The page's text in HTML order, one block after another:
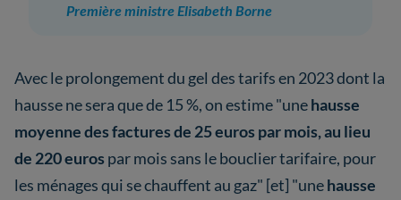
Première ministre Elisabeth Borne
Avec le prolongement du gel des tarifs en 2023 dont la
hausse ne sera que de 15 %, on estime "unehausse
moyenne des factures de 25 euros par mois, au lieu
de 220 euros par mois sans le bouclier tarifaire, pour
les ménages qui se chauffent au gaz" [et] "unehausse